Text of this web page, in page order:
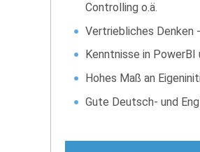
Controlling o.ä.
Vertriebliches Denken
Kenntnisse in
Hohes Maß an
Gute Deutsch- und